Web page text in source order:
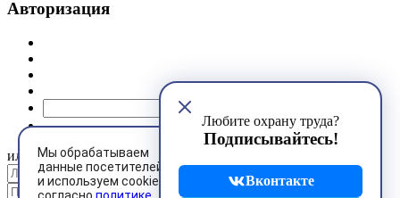
Мы обрабатываем
данные посетителей
и используем cookies
Любите охрану труда?
Подписывайтесь!
Вконтакте
Авторизация
или